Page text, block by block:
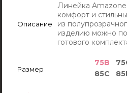
Описание
Линейка
комфорт и
из
изделию можно
готового
Размер
75B
85C